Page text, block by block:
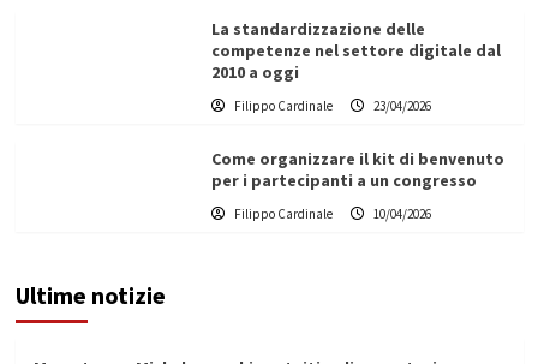
La standardizzazione delle
competenze nel settore digitale dal
2010 a oggi
Filippo Cardinale 23/04/2026
Come organizzare il kit di benvenuto
per i partecipanti a un congresso
Filippo Cardinale 10/04/2026
Ultime notizie